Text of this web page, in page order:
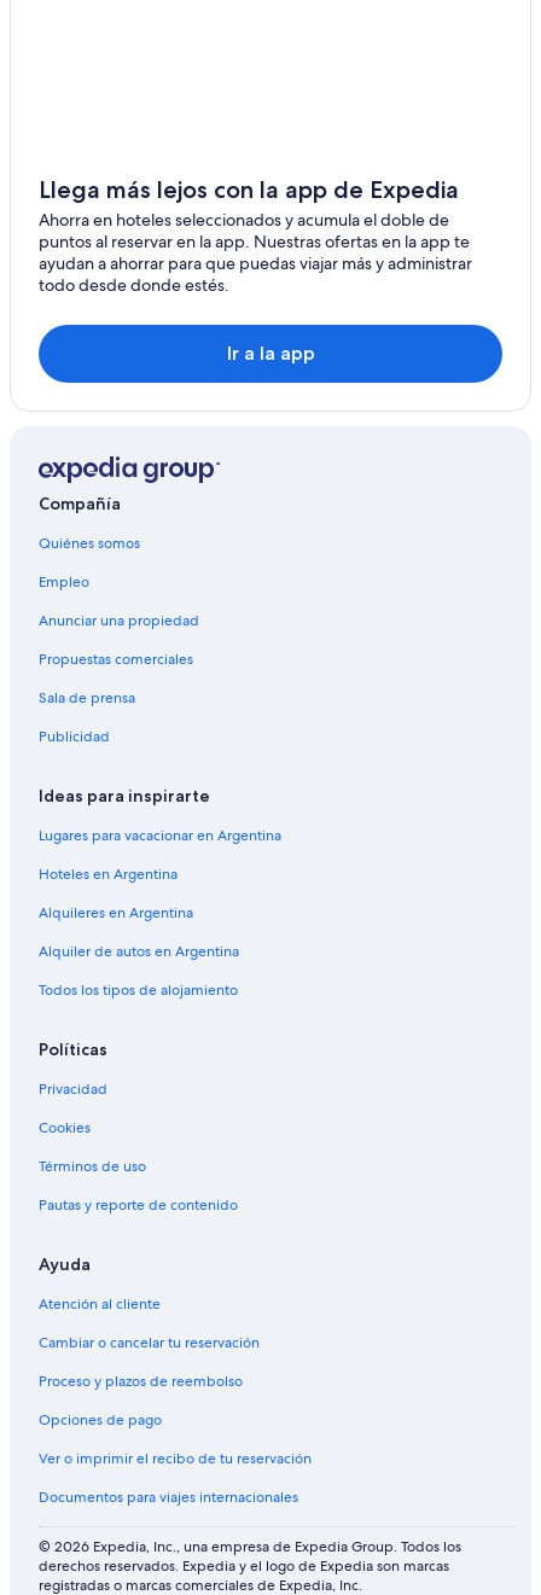
Hoteles de MGM en Municipio de Egg Harbor
Hoteles de Starwood Capital en Secaucus
Apartamentos en Secaucus
Resorts en Red Bank
Hoteles gay friendly en Asbury Park
Hoteles 4 estrellas en Elizabeth
Llega más lejos con la app de Expedia
Ahorra en hoteles seleccionados y acumula el doble de
puntos al reservar en la app. Nuestras ofertas en la app te
ayudan a ahorrar para que puedas viajar más y administrar
todo desde donde estés.
Ir a la app
Compañía
Quiénes somos
Empleo
Anunciar una propiedad
Propuestas comerciales
Sala de prensa
Publicidad
Ideas para inspirarte
Lugares para vacacionar en Argentina
Hoteles en Argentina
Alquileres en Argentina
Alquiler de autos en Argentina
Todos los tipos de alojamiento
Políticas
Privacidad
Cookies
Términos de uso
Pautas y reporte de contenido
Ayuda
Atención al cliente
Cambiar o cancelar tu reservación
Proceso y plazos de reembolso
Opciones de pago
Ver o imprimir el recibo de tu reservación
Documentos para viajes internacionales
© 2026 Expedia, Inc., una empresa de Expedia Group. Todos los
derechos reservados. Expedia y el logo de Expedia son marcas
registradas o marcas comerciales de Expedia, Inc.